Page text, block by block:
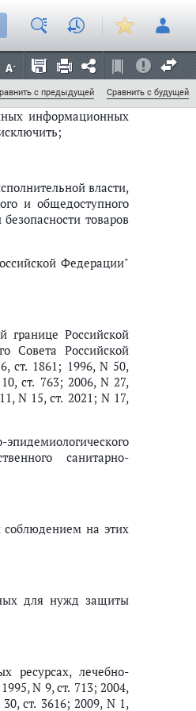
с предыдущей Сравнить с будущей
(в редакции
Федерации и
Федерации,
изменения:
информационных
власти,
и общедоступного
товаров
Федерации"
границе Российской
Совета Российской
ст. 1861; 1996, N 50,
ст. 763; 2006, N 27,
N 15, ст. 2021; N 17,
санитарно-
соблюдением на этих
для нужд защиты
лечебно-
N 9, ст. 713; 2004,
ст. 3616; 2009, N 1,